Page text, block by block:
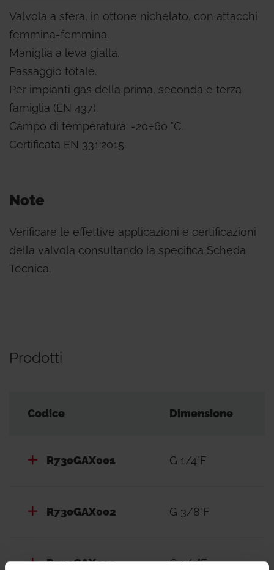
Valvola a sfera, in ottone nichelato, con attacchi
femmina-femmina.
Maniglia a leva gialla.
Passaggio totale.
Per impianti gas della prima, seconda e terza
famiglia (EN 437).
Campo di temperatura: -20÷60 °C.
Certificata EN 331:2015.
Note
Verificare le effettive applicazioni e certificazioni
della valvola consultando la specifica Scheda
Tecnica.
Prodotti
Codice Dimensione
R730GAX001 G 1/4"F
R730GAX002 G 3/8"F
R730GAX003 G 1/2"F